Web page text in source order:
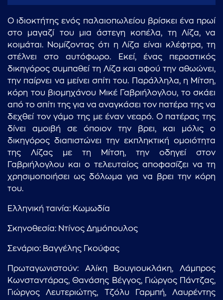
O ιδιοκτήτης ενός παλαιοπωλείου βρίσκει ένα πρωί
στο μαγαζί του μια άστεγη κοπέλα, τη Λίζα, να
κοιμάται. Νομίζοντας ότι η Λίζα είναι κλέφτρα, τη
στέλνει στο αυτόφωρο. Εκεί, ένας περαστικός
δικηγόρος συμπαθεί τη Λίζα και αφού την αθωώνει,
την παίρνει να μείνει σπίτι του. Παράλληλα, η Μίτση,
κόρη του βιομηχάνου Μικέ Γαβριήλογλου, το σκάει
από το σπίτι της για να αναγκάσει τον πατέρα της να
δεχθεί τον γάμο της με έναν νεαρό. Ο πατέρας της
δίνει αμοιβή σε όποιον την βρει, και μόλις ο
δικηγόρος διαπιστώνει την εκπληκτική ομοιότητα
της Λίζας με τη Μίτση, την οδηγεί στον
Γαβριήλογλου και ο τελευταίος αποφασίζει να τη
χρησιμοποιήσει ως δόλωμα για να βρει την κόρη
του.
Ελληνική ταινία: Κωμωδία
Σκηνοθεσία: Ντίνος Δημόπουλος
Σενάριο: Βαγγέλης Γκούφας
Πρωταγωνιστούν: Αλίκη Βουγιουκλάκη, Λάμπρος
Κωνσταντάρας, Θανάσης Βέγγος, Γιώργος Πάντζας,
Γιώργος Λευτεριώτης, Τζόλυ Γαρμπή, Λαυρέντης